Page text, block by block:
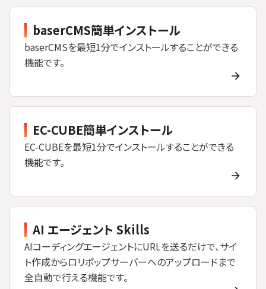
baserCMS簡単インストール
baserCMSを最短1分でインストールすることができる
機能です。
EC-CUBE簡単インストール
EC-CUBEを最短1分でインストールすることができる
機能です。
AI エージェント Skills
AIコーディングエージェントにURLを送るだけで、サイ
ト作成からロリポップサーバーへのアップロードまで
全自動で行える機能です。